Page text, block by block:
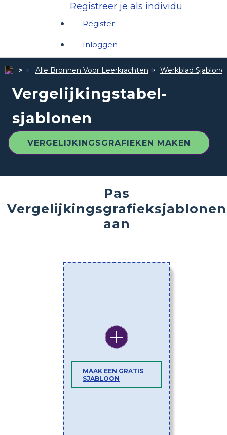
Registreer je als individu
Register
Inloggen
Alle Bronnen Voor Leerkrachten Werkblad
Vergelijkingstabel-
sjablonen
VERGELIJKINGSGRAFIEKEN MAKEN
Pas
Vergelijkingsgrafieksjablonen
aan
MAAK EEN GRATIS
SJABLOON